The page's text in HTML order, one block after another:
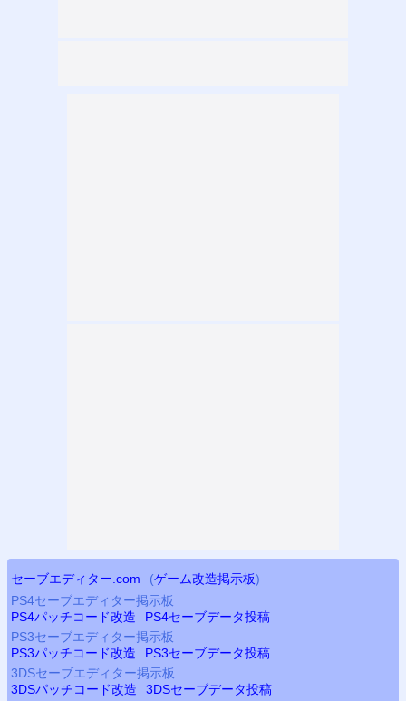
セーブエディター.com (ゲーム改造掲示板)
PS4セーブエディター掲示板
PS4パッチコード改造 PS4セーブデータ投稿
PS3セーブエディター掲示板
PS3パッチコード改造 PS3セーブデータ投稿
3DSセーブエディター掲示板
3DSパッチコード改造
3DSセーブデータ投稿